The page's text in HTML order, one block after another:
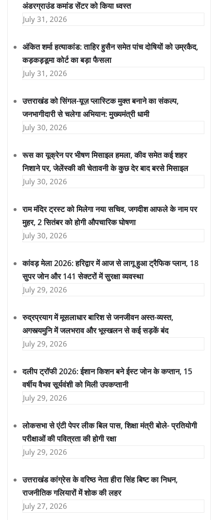
अंडरग्राउंड कमांड सेंटर को किया ध्वस्त
July 31, 2026
अंकित शर्मा हत्याकांड: ताहिर हुसैन समेत पांच दोषियों को उम्रकैद,
कड़कड़डूमा कोर्ट का बड़ा फैसला
July 31, 2026
उत्तराखंड को सिंगल-यूज़ प्लास्टिक मुक्त बनाने का संकल्प,
जनभागीदारी से चलेगा अभियान: मुख्यमंत्री धामी
July 30, 2026
रूस का यूक्रेन पर भीषण मिसाइल हमला, कीव समेत कई शहर
निशाने पर, जेलेंस्की की चेतावनी के कुछ देर बाद बरसे मिसाइल
July 30, 2026
राम मंदिर ट्रस्ट को मिलेगा नया सचिव, जगदीश आफले के नाम पर
मुहर, 2 सितंबर को होगी औपचारिक घोषणा
July 30, 2026
कांवड़ मेला 2026: हरिद्वार में आज से लागू हुआ ट्रैफिक प्लान, 18
सुपर जोन और 141 सेक्टरों में सुरक्षा व्यवस्था
July 29, 2026
रुद्रप्रयाग में मूसलाधार बारिश से जनजीवन अस्त-व्यस्त,
अगस्त्यमुनि में जलभराव और भूस्खलन से कई सड़कें बंद
July 29, 2026
दलीप ट्रॉफी 2026: ईशान किशन बने ईस्ट जोन के कप्तान, 15
वर्षीय वैभव सूर्यवंशी को मिली उपकप्तानी
July 29, 2026
लोकसभा से एंटी पेपर लीक बिल पास, शिक्षा मंत्री बोले- प्रतियोगी
परीक्षाओं की पवित्रता की होगी रक्षा
July 29, 2026
उत्तराखंड कांग्रेस के वरिष्ठ नेता हीरा सिंह बिष्ट का निधन,
राजनीतिक गलियारों में शोक की लहर
July 27, 2026